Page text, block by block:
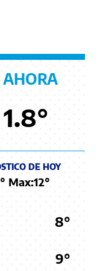
AHORA
1.8°
DE HOY
° Max:12°
8°
9°